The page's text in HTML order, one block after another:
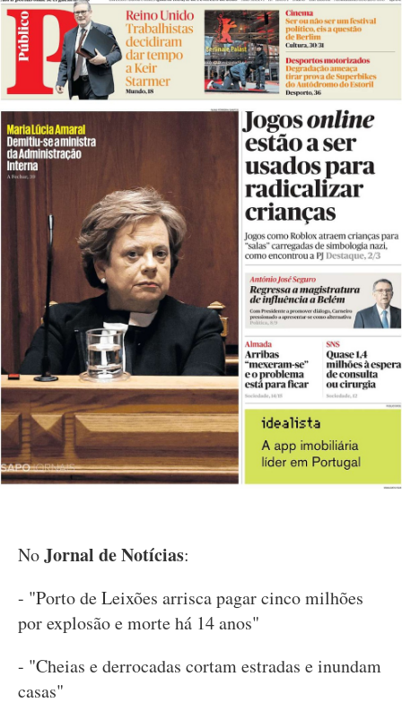
NoJornal de Notícias:
- "Porto de Leixões arrisca pagar cinco milhões
por explosão e morte há 14 anos"
- "Cheias e derrocadas cortam estradas e inundam
casas"